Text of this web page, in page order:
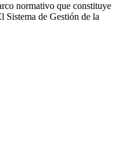
normativo que constituye
Sistema de Gestión de la